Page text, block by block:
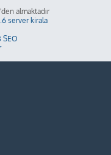
almaktadır
server kirala
SEO